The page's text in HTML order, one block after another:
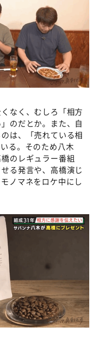
なく、むしろ「相方
のだとか。また、自
は、「売れている相
る。そのため八木
のレギュラー番組
る発言や、高橋演じ
ノマネをロケ中にし